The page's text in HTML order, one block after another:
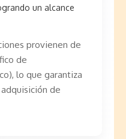
un alcance
provienen de
de
lo que garantiza
de